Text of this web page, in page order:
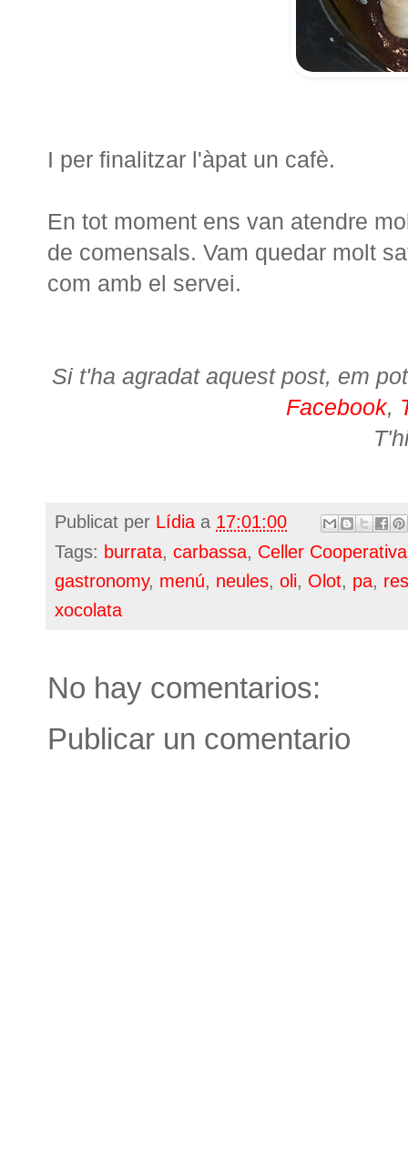
I per finalitzar l'àpat un cafè.
En tot moment ens van atendre
de comensals. Vam quedar molt
com amb el servei.
Si t'ha agradat aquest post, em
Facebook,
Publicat per Lídia a 17:01:00
Tags: burrata, carbassa, Celler
gastronomy, menú, neules, oli, Olot, pa,
xocolata
No hay comentarios:
Publicar un comentario